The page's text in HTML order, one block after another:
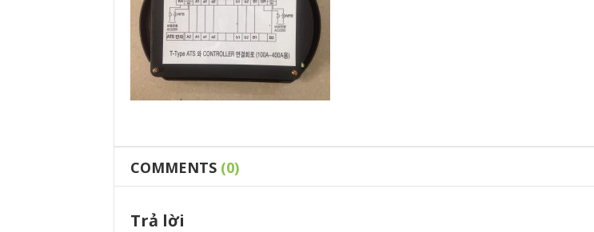
COMMENTS (0)
Trả lời